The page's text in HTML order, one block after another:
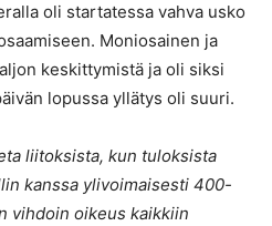
oli startatessa vahva usko
Moniosainen ja
keskittymistä ja oli siksi
lopussa yllätys oli suuri.
liitoksista, kun tuloksista
kanssa ylivoimaisesti 400-
vihdoin oikeus kaikkiin